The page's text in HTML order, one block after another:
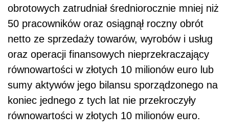
obrotowych zatrudniał średniorocznie mniej niż
50 pracowników oraz osiągnął roczny obrót
netto ze sprzedaży towarów, wyrobów i usług
oraz operacji finansowych nieprzekraczający
równowartości w złotych 10 milionów euro lub
sumy aktywów jego bilansu sporządzonego na
koniec jednego z tych lat nie przekroczyły
równowartości w złotych 10 milionów euro.